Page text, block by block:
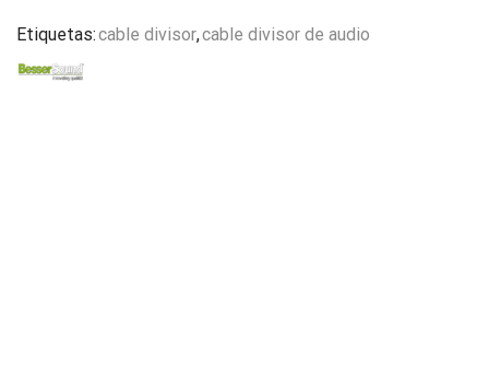
Etiquetas:cable divisor,cable divisor de audio